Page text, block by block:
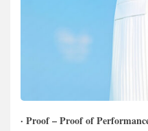
· Proof – Proof of